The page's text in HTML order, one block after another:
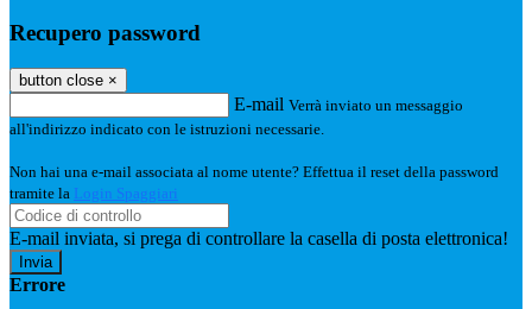
Recupero password
button close ×
E-mail Verrà inviato un messaggio
all'indirizzo indicato con le istruzioni necessarie.
Non hai una e-mail associata al nome utente? Effettua il reset della password
tramite la Login Spaggiari
E-mail inviata, si prega di controllare la casella di posta elettronica!
Errore